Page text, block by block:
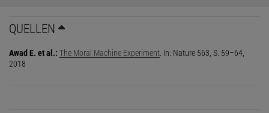
QUELLEN
Awad E. et al.: The Moral Machine Experiment . In: Nature 563, S. 59–64,
2018